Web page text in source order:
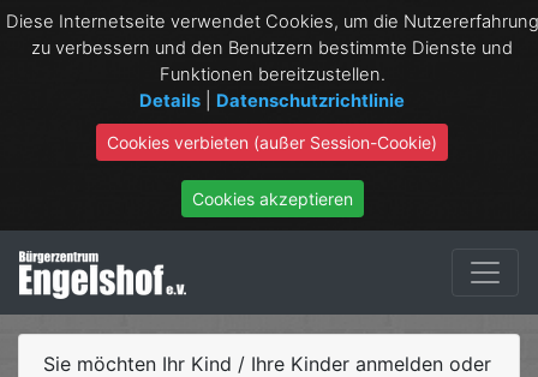
Sie möchten Ihr Kind / Ihre Kinder anmelden oder
Diese Internetseite verwendet Cookies, um die Nutzererfahrung
zu verbessern und den Benutzern bestimmte Dienste und
Funktionen bereitzustellen.
Details
Datenschutzrichtlinie
Cookies verbieten (außer Session-Cookie)
Cookies akzeptieren